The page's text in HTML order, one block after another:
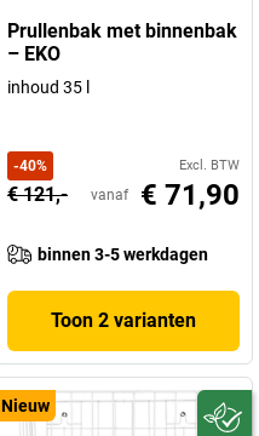
Prullenbak met binnenbak
– EKO
inhoud 35 l
-40% Excl. BTW
€ 121,- vanaf € 71,90
binnen 3-5 werkdagen
Toon 2 varianten
Nieuw